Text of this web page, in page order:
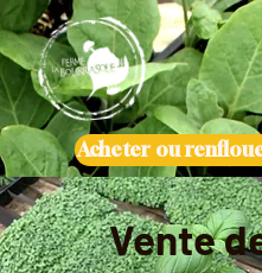
Acheter ou
Vente